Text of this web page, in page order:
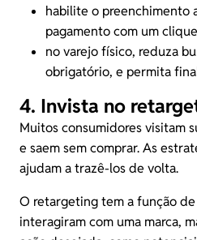
habilite o preenchimento
pagamento com um
no varejo físico, reduza
obrigatório, e permita
4. Invista no
Muitos consumidores visitam
e saem sem comprar. As
ajudam a trazê-los de volta.
O retargeting tem a função
interagiram com uma marca,